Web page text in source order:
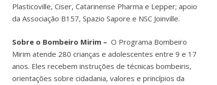
Plasticoville, Ciser, Catarinense Pharma e Lepper; apoio
da Associação B157, Spazio Sapore e NSC Joinville.
Sobre o Bombeiro Mirim – O Programa Bombeiro
Mirim atende 280 crianças e adolescentes entre 9 e 17
anos. Eles recebem instruções de técnicas bombeiris,
orientações sobre cidadania, valores e princípios da